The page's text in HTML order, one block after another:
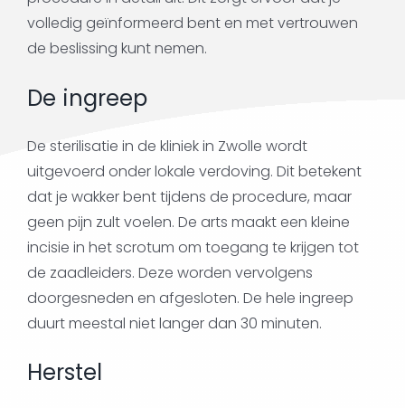
volledig geïnformeerd bent en met vertrouwen
de beslissing kunt nemen.
De ingreep
De sterilisatie in de kliniek in Zwolle wordt
uitgevoerd onder lokale verdoving. Dit betekent
dat je wakker bent tijdens de procedure, maar
geen pijn zult voelen. De arts maakt een kleine
incisie in het scrotum om toegang te krijgen tot
de zaadleiders. Deze worden vervolgens
doorgesneden en afgesloten. De hele ingreep
duurt meestal niet langer dan 30 minuten.
Herstel